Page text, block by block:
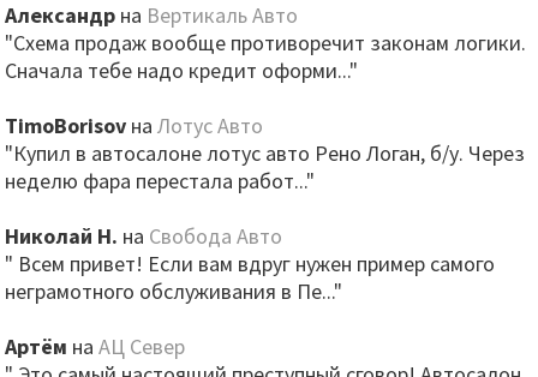
Александр на Вертикаль Авто
"Схема продаж вообще противоречит законам логики.
Сначала тебе надо кредит оформи..."
TimoBorisov наЛотус Авто
"Купил в автосалоне лотус авто Рено Логан, б/у. Через
неделю фара перестала работ..."
Николай Н. на Свобода Авто
" Всем привет! Если вам вдруг нужен пример самого
неграмотного обслуживания в Пе..."
Артём наАЦ Север